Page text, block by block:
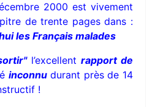
2000 est vivement
de trente pages dans :
les Français malades
l’excellent rapport de
inconnudurant près de 14
!